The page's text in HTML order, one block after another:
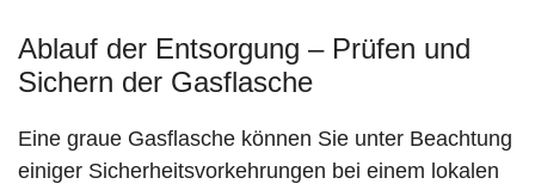
Ablauf der Entsorgung – Prüfen und
Sichern der Gasflasche
Eine graue Gasflasche können Sie unter Beachtung
einiger Sicherheitsvorkehrungen bei einem lokalen